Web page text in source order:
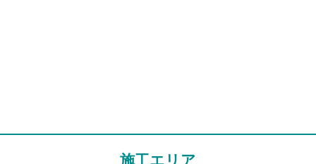
施工エリア